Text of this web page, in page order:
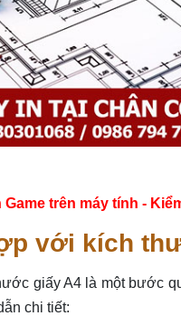
Game trên máy tính -
với kích
giấy A4 là một bước
chi tiết: